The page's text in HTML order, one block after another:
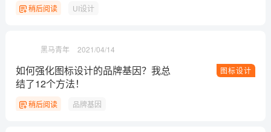
稍后阅读 UI设计
黑马青年 2021/04/14
图标设计
如何强化图标设计的品牌基因？我总
结了12个方法！
稍后阅读 品牌基因